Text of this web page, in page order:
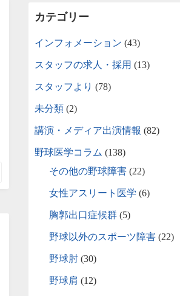
カテゴリー
インフォメーション (43)
スタッフの求人・採用 (13)
スタッフより (78)
未分類 (2)
講演・メディア出演情報 (82)
野球医学コラム (138)
その他の野球障害 (22)
女性アスリート医学 (6)
胸郭出口症候群 (5)
野球以外のスポーツ障害 (22)
野球肘 (30)
野球肩 (12)